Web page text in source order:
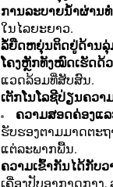
ການລະບາຍນ້ຳຜ່ານທໍ່
ໃນໄລຍະຍາວ.
ລໍ້ຍືດຫຍຸ່ນຕິດຢູ່ດ້ານລຸ່
ໂຄງຫຼັກທັງໝົດເຮັດດ້
ແວດລ້ອມທີ່ສັບສົນ.
ເຕັກໂນໂລຊີປ່ຽນຄວາ
ຄວາມສອດຄ່ອງແ
ຮັບຮອງຕາມມາດຕະ
ແຕ່ລະພາກພື້ນ.
ຄວາມເຂົ້າກັນໄດ້ກັບ
ເຄື່ອງປັບອາກາດກາ